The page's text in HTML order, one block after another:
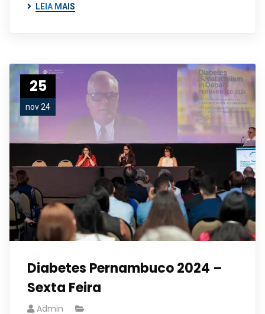
LEIA MAIS
25
nov 24
Diabetes Pernambuco 2024 –
Sexta Feira
Admin